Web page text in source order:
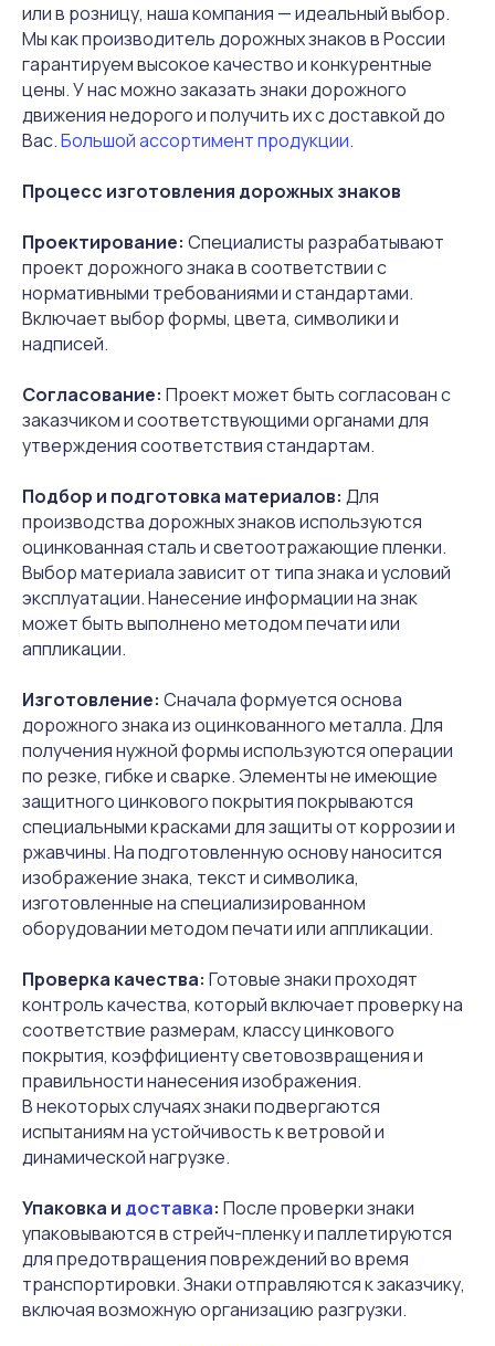
или в розницу, наша компания — идеальный выбор.
Мы как производитель дорожных знаков в России
гарантируем высокое качество и конкурентные
цены. У нас можно заказать знаки дорожного
движения недорого и получить их с доставкой до
Вас.Большой ассортимент продукции.
Процесс изготовления дорожных знаков
Проектирование: Специалисты разрабатывают
проект дорожного знака в соответствии с
нормативными требованиями и стандартами.
Включает выбор формы, цвета, символики и
надписей.
Согласование: Проект может быть согласован с
заказчиком и соответствующими органами для
утверждения соответствия стандартам.
Подбор и подготовка материалов: Для
производства дорожных знаков используются
оцинкованная сталь и светоотражающие пленки.
Выбор материала зависит от типа знака и условий
эксплуатации. Нанесение информации на знак
может быть выполнено методом печати или
аппликации.
Изготовление: Сначала формуется основа
дорожного знака из оцинкованного металла. Для
получения нужной формы используются операции
по резке, гибке и сварке. Элементы не имеющие
защитного цинкового покрытия покрываются
специальными красками для защиты от коррозии и
ржавчины. На подготовленную основу наносится
изображение знака, текст и символика,
изготовленные на специализированном
оборудовании методом печати или аппликации.
Проверка качества: Готовые знаки проходят
контроль качества, который включает проверку на
соответствие размерам, классу цинкового
покрытия, коэффициенту световозвращения и
правильности нанесения изображения.
В некоторых случаях знаки подвергаются
испытаниям на устойчивость к ветровой и
динамической нагрузке.
Упаковка и доставка: После проверки знаки
упаковываются в стрейч-пленку и паллетируются
для предотвращения повреждений во время
транспортировки. Знаки отправляются к заказчику,
включая возможную организацию разгрузки.
Доставка
Контакты
© 2018-2026 ООО «Русдор».
Политика конфиденциальности
Согласие на обработку
персональных данных
Содержание настоящего интернет-сайта носит
исключительно информационный характер и не
является публичной офертой, определяемой
положениями ст. 437 Гражданского кодекса РФ.
Для получения более подробной информации о
наличии и стоимости товаров Вы можете
обратиться к представителю ООО «Русдор»